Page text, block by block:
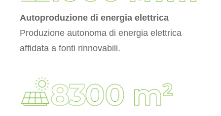
Autoproduzione di energia elettrica
Produzione autonoma di energia elettrica
affidata a fonti rinnovabili.